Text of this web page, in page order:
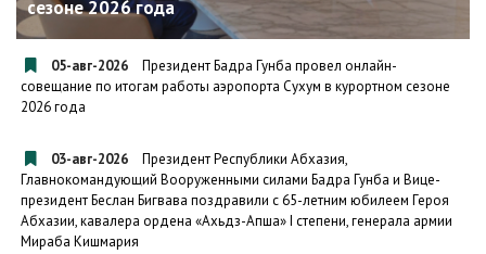
сезоне 2026 года
05-авг-2026
Президент Бадра Гунба провел онлайн-
совещание по итогам работы аэропорта Сухум в курортном сезоне
2026 года
03-авг-2026
Президент Республики Абхазия,
Главнокомандующий Вооруженными силами Бадра Гунба и Вице-
президент Беслан Бигвава поздравили с 65-летним юбилеем Героя
Абхазии, кавалера ордена «Ахьдз-Апша» I степени, генерала армии
Мираба Кишмария